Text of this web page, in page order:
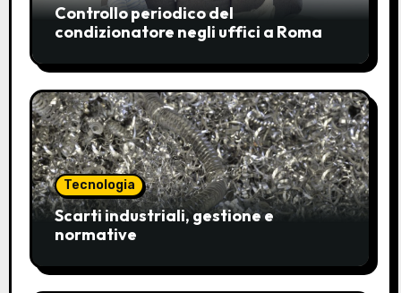
Controllo periodico del
condizionatore negli uffici a Roma
Tecnologia
Scarti industriali, gestione e
normative